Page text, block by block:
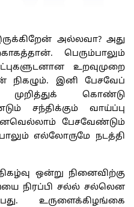
அல்லவா? அது
பெரும்பாலும்
உறவுமுறை
நிகழும். இனி பேசவேப்
கொண்டு
சந்திக்கும் வாய்ப்பு
பேசவேண்டும்
எல்லோருமே நடத்தி
ஒன்று நினைவிற்கு
நிரப்பி சல்ல் சல்லென
உருளைக்கிழங்கை